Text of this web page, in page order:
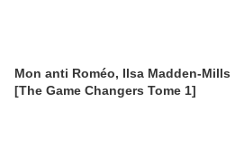
Mon anti Roméo, Ilsa Madden-Mills
[The Game Changers Tome 1]